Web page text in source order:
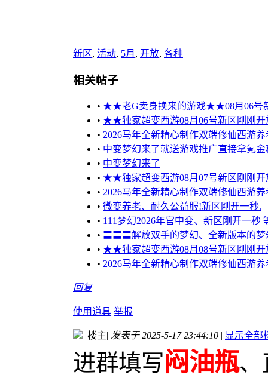
新区, 活动, 5月 , 开放, 各种
相关帖子
• ★★老G卖身换来的游戏★★08月06号
• ★★独家超变西游08月06号新区刚刚
• 2026马年全新精心制作双端修仙西游
• 中变梦幻来了就送游戏推广直接拿氪金
• 中变梦幻来了
• ★★独家超变西游08月07号新区刚刚
• 2026马年全新精心制作双端修仙西游
• 微变养老、耐久公益服!新区刚开一秒.
• 111梦幻2026年官中变、新区刚开一秒
• 〓〓〓解放双手的梦幻、全新版本的梦
• ★★独家超变西游08月08号新区刚刚
• 2026马年全新精心制作双端修仙西游
回复
使用道具 举报
楼主| 发表于 2025-5-17 23:44:10 | 显示全部
进群填写闷油瓶、